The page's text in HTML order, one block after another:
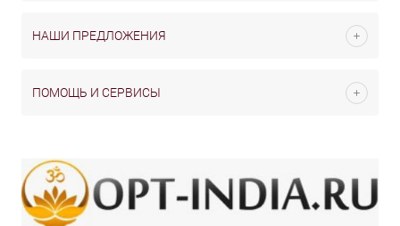
НАШИ ПРЕДЛОЖЕНИЯ
ПОМОЩЬ И СЕРВИСЫ